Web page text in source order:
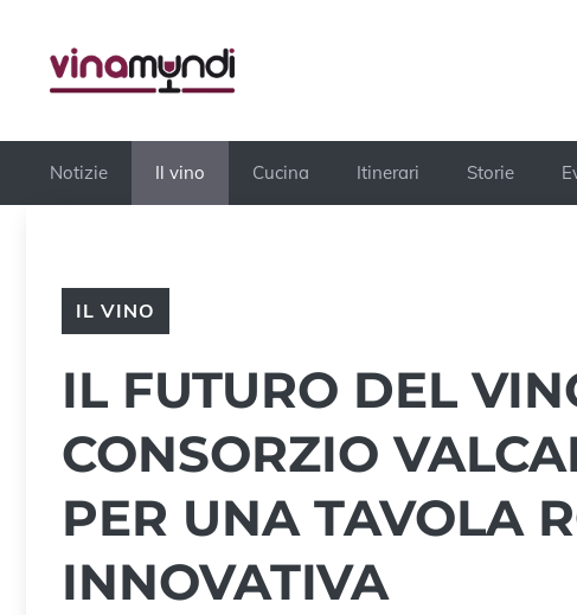
contenuto
Notizie Il vino Cucina Itinerari Storie
IL VINO
IL FUTURO DEL
CONSORZIO
PER UNA TAVOLA
INNOVATIVA